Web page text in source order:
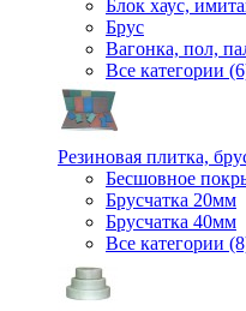
Блок хаус,
Брус
Вагонка, пол,
Все категории
Резиновая плитка,
Бесшовное
Брусчатка 20мм
Брусчатка 40мм
Все категории